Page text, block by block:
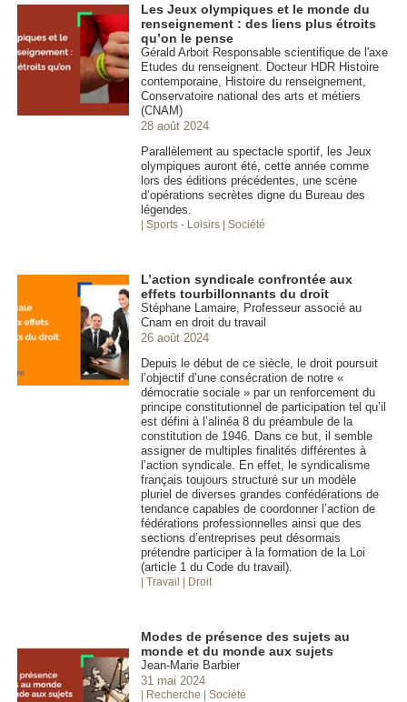
Les Jeux olympiques et le monde du
renseignement : des liens plus étroits
qu’on le pense
Gérald Arboit Responsable scientifique de l'axe
Etudes du renseignent. Docteur HDR Histoire
contemporaine, Histoire du renseignement,
Conservatoire national des arts et métiers
(CNAM)
28 août 2024
Parallèlement au spectacle sportif, les Jeux
olympiques auront été, cette année comme
lors des éditions précédentes, une scène
d’opérations secrètes digne du Bureau des
légendes.
| Sports - Loisirs | Société
L’action syndicale confrontée aux
effets tourbillonnants du droit
Stéphane Lamaire, Professeur associé au
Cnam en droit du travail
26 août 2024
Depuis le début de ce siècle, le droit poursuit
l’objectif d’une consécration de notre «
démocratie sociale » par un renforcement du
principe constitutionnel de participation tel qu’il
est défini à l’alinéa 8 du préambule de la
constitution de 1946. Dans ce but, il semble
assigner de multiples finalités différentes à
l’action syndicale. En effet, le syndicalisme
français toujours structuré sur un modèle
pluriel de diverses grandes confédérations de
tendance capables de coordonner l’action de
fédérations professionnelles ainsi que des
sections d’entreprises peut désormais
prétendre participer à la formation de la Loi
(article 1 du Code du travail).
| Travail | Droit
Modes de présence des sujets au
monde et du monde aux sujets
Jean-Marie Barbier
31 mai 2024
| Recherche | Société